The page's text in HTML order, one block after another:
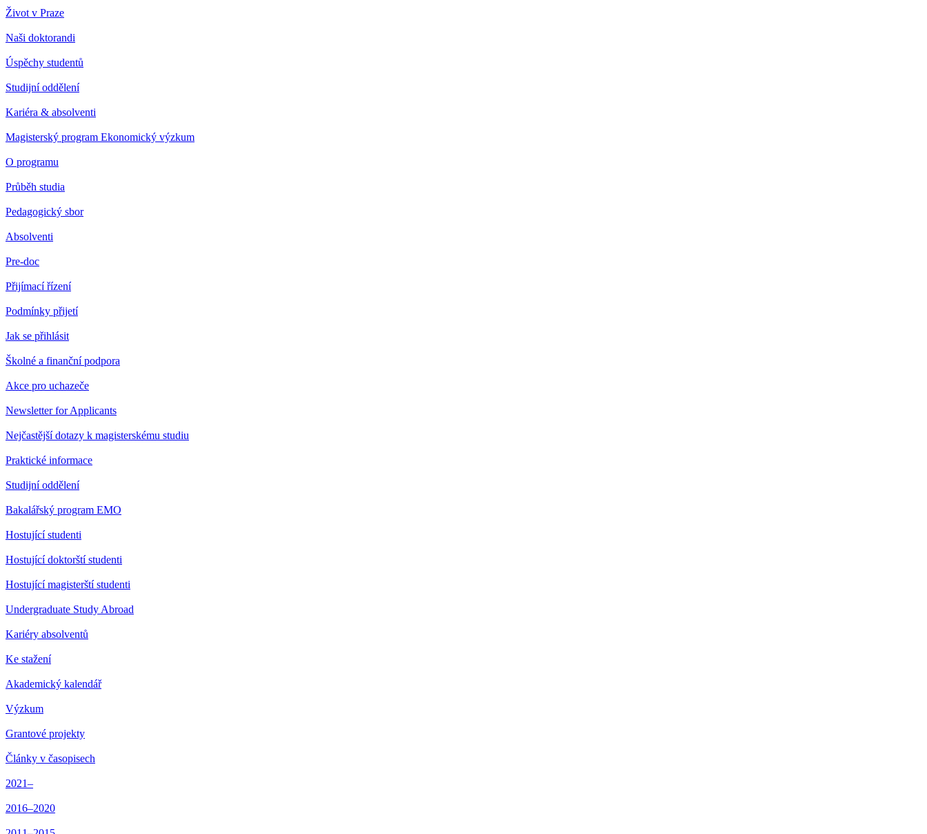
Život v Praze
Naši doktorandi
Úspěchy studentů
Studijní oddělení
Kariéra & absolventi
Magisterský program Ekonomický výzkum
O programu
Průběh studia
Pedagogický sbor
Absolventi
Pre-doc
Přijímací řízení
Podmínky přijetí
Jak se přihlásit
Školné a finanční podpora
Akce pro uchazeče
Newsletter for Applicants
Nejčastější dotazy k magisterskému studiu
Praktické informace
Studijní oddělení
Bakalářský program EMO
Hostující studenti
Hostující doktorští studenti
Hostující magisterští studenti
Undergraduate Study Abroad
Kariéry absolventů
Ke stažení
Akademický kalendář
Výzkum
Grantové projekty
Články v časopisech
2021–
2016–2020